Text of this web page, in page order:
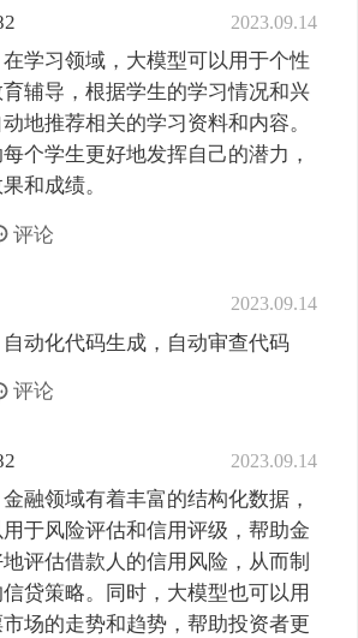
2023.09.14
学习领域，大模型可以用于个性
辅导，根据学生的学习情况和兴
地推荐相关的学习资料和内容。
个学生更好地发挥自己的潜力，
和成绩。
评论
2023.09.14
动化代码生成，自动审查代码
评论
2023.09.14
融领域有着丰富的结构化数据，
于风险评估和信用评级，帮助金
评估借款人的信用风险，从而制
贷策略。同时，大模型也可以用
场的走势和趋势，帮助投资者更